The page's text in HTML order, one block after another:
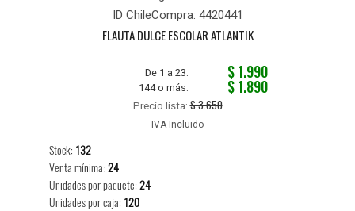
ID ChileCompra: 4420441
FLAUTA DULCE ESCOLAR ATLANTIK
De 1 a 23: $ 1.990
144 o más: $ 1.890
Precio lista:$ 3.650
IVA Incluido
Stock: 132
Venta mínima:24
Unidades por paquete:24
Unidades por caja: 120